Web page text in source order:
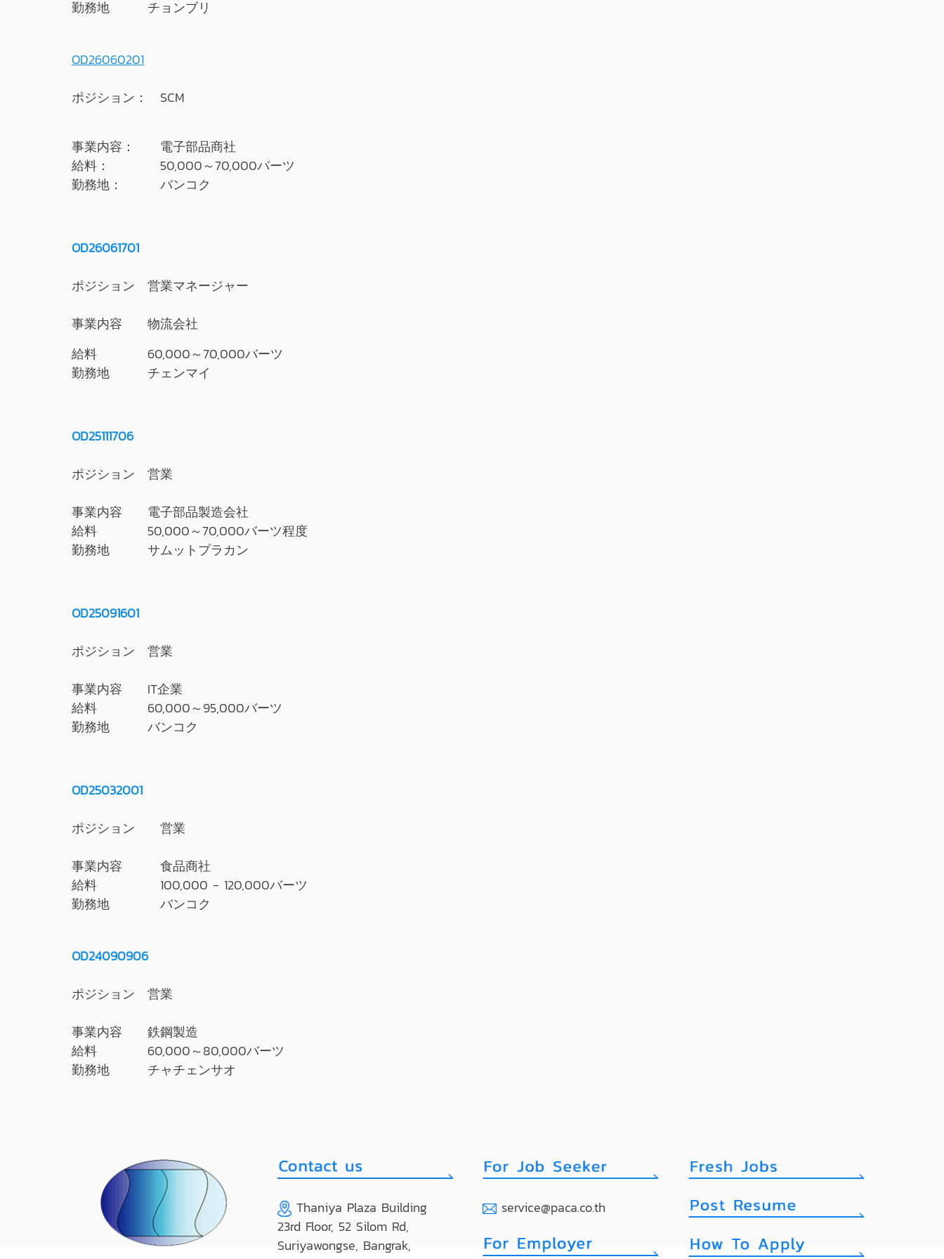
勤務地 チョンブリ
OD26060201
ポジション： SCM
事業内容： 電子部品商社
給料： 50,000～70,000バーツ
勤務地： バンコク
OD26061701
ポジション 営業マネージャー
事業内容 物流会社
給料 60,000～70,000バーツ
勤務地 チェンマイ
OD25111706
ポジション 営業
事業内容 電子部品製造会社
給料 50,000～70,000バーツ程度
勤務地 サムットプラカン
OD25091601
ポジション 営業
事業内容 IT企業
給料 60,000～95,000バーツ
勤務地 バンコク
OD25032001
ポジション 営業
事業内容 食品商社
給料 100,000 - 120,000バーツ
勤務地 バンコク
OD24090906
ポジション 営業
事業内容 鉄鋼製造
給料 60,000～80,000バーツ
勤務地 チャチェンサオ
Thaniya Plaza Building
23rd Floor, 52 Silom Rd,
Suriyawongse, Bangrak,
service@paca.co.th